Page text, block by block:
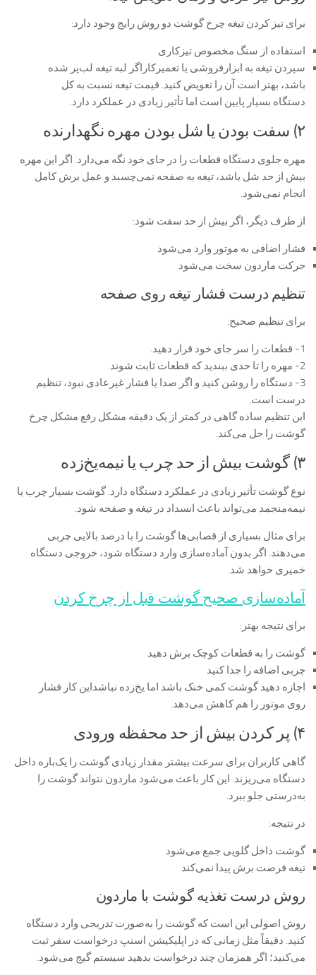
برای تیز کردن تیغه چرخ گوشت دو روش رایج وجود دارد:
استفاده از سنگ مخصوص تیزکاری
سپردن تیغه به ابزارفروشی یا تعمیرکاراگر لبه تیغه لب‌پر شده
باشد، بهتر است آن را تعویض کنید. قیمت تیغه نسبت به کل
دستگاه بسیار پایین است اما تأثیر زیادی در عملکرد دارد.
۲) سفت بودن یا شل بودن مهره نگهدارنده
مهره جلوی دستگاه قطعات را در جای خود نگه می‌دارد. اگر این مهره
بیش از حد شل باشد، تیغه به صفحه نمی‌چسبد و عمل برش کامل
انجام نمی‌شود.
از طرف دیگر، اگر بیش از حد سفت شود:
فشار اضافی به موتور وارد می‌شود
حرکت ماردون سخت می‌شود
تنظیم درست فشار تیغه روی صفحه
برای تنظیم صحیح:
1- قطعات را سر جای خود قرار دهید.
2- مهره را تا حدی ببندید که قطعات ثابت شوند.
3- دستگاه را روشن کنید و اگر صدا یا فشار غیرعادی نبود، تنظیم
درست است.
این تنظیم ساده گاهی در کمتر از یک دقیقه مشکل رفع مشکل چرخ
گوشت را حل می‌کند.
۳) گوشت بیش از حد چرب یا نیمه‌یخ‌زده
نوع گوشت تأثیر زیادی در عملکرد دستگاه دارد. گوشت بسیار چرب یا
نیمه‌منجمد می‌تواند باعث انسداد در تیغه و صفحه شود.
برای مثال بسیاری از قصابی‌ها گوشت را با درصد بالایی چربی
می‌دهند. اگر بدون آماده‌سازی وارد دستگاه شود، خروجی دستگاه
خمیری خواهد شد.
آماده‌سازی صحیح گوشت قبل از چرخ کردن
برای نتیجه بهتر:
گوشت را به قطعات کوچک برش دهید
چربی اضافه را جدا کنید
اجازه دهید گوشت کمی خنک باشد اما یخ‌زده نباشداین کار فشار
روی موتور را هم کاهش می‌دهد.
۴) پر کردن بیش از حد محفظه ورودی
گاهی کاربران برای سرعت بیشتر مقدار زیادی گوشت را یک‌باره داخل
دستگاه می‌ریزند. این کار باعث می‌شود ماردون نتواند گوشت را
به‌درستی جلو ببرد.
در نتیجه:
گوشت داخل گلویی جمع می‌شود
تیغه فرصت برش پیدا نمی‌کند
روش درست تغذیه گوشت با ماردون
روش اصولی این است که گوشت را به‌صورت تدریجی وارد دستگاه
کنید. دقیقاً مثل زمانی که در اپلیکیشن اسنپ درخواست سفر ثبت
می‌کنید؛ اگر همزمان چند درخواست بدهید سیستم گیج می‌شود.